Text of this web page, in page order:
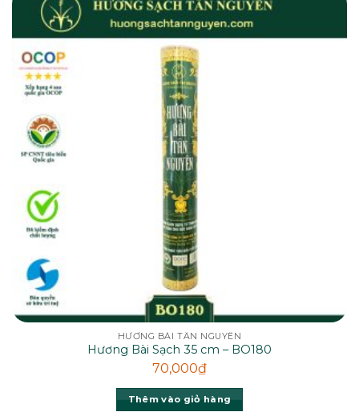
HƯƠNG BÀI TÂN NGUYÊN
Hương Bài Sạch 35 cm – BO180
70,000₫
Thêm vào giỏ hàng